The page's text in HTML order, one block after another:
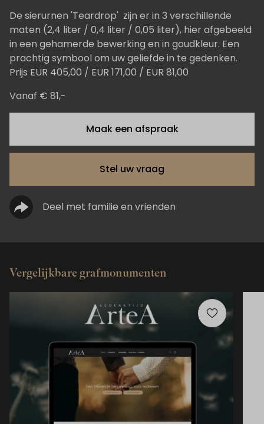
De sierurnen 'Teardrop' zijn er in 3 verschillende
maten (2,4 liter / 0,4 liter / 0,05 liter), hier afgebeeld
in een gehamerde bewerking en in goudkleur. Een
prachtig symbool om uw geliefde in te gedenken.
Prijs EUR 405,00 / EUR 171,00 / EUR 81,00
Vanaf € 81,-
Maak een afspraak
Stel uw vraag
Deel met familie en vrienden
Vergelijkbare grafmonumenten